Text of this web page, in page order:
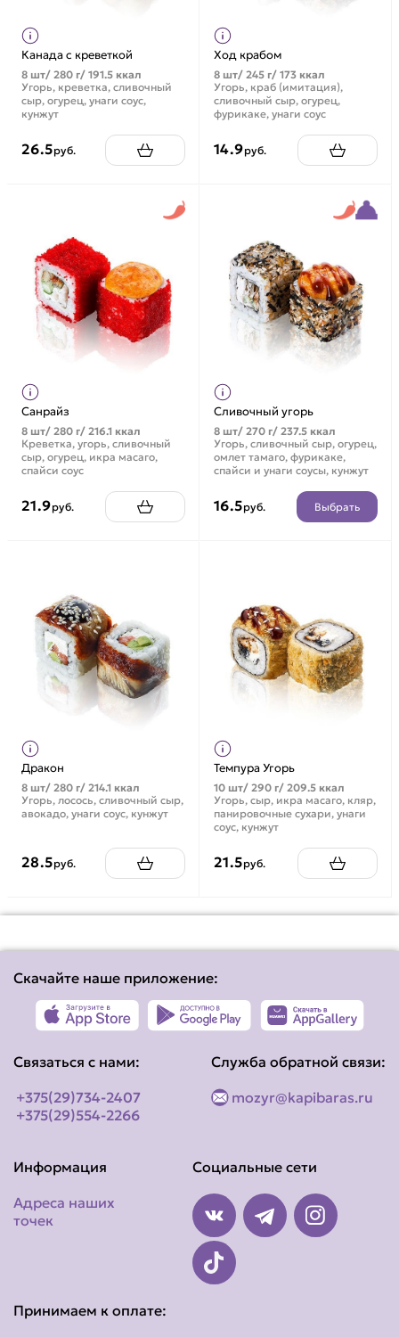
Канада с креветкой
8 шт/ 280 г/ 191.5 ккал
Угорь, креветка, сливочный
сыр, огурец, унаги соус,
кунжут
26.5руб.
Ход крабом
8 шт/ 245 г/ 173 ккал
Угорь, краб (имитация),
сливочный сыр, огурец,
фурикаке, унаги соус
14.9руб.
Санрайз
8 шт/ 280 г/ 216.1 ккал
Креветка, угорь, сливочный
сыр, огурец, икра масаго,
спайси соус
21.9руб.
Сливочный угорь
8 шт/ 270 г/ 237.5 ккал
Угорь, сливочный сыр, огурец,
омлет тамаго, фурикаке,
спайси и унаги соусы, кунжут
16.5руб. Выбрать
Дракон
8 шт/ 280 г/ 214.1 ккал
Угорь, лосось, сливочный сыр,
авокадо, унаги соус, кунжут
28.5руб.
Темпура Угорь
10 шт/ 290 г/ 209.5 ккал
Угорь, сыр, икра масаго, кляр,
панировочные сухари, унаги
соус, кунжут
21.5руб.
Скачайте наше приложение:
Связаться с нами:
+375(29)734-2407
+375(29)554-2266
Служба обратной связи:
mozyr@kapibaras.ru
Информация
Адреса наших
точек
Социальные сети
Принимаем к оплате: